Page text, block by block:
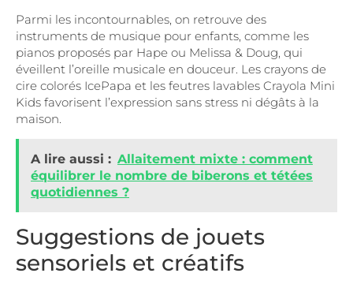
Parmi les incontournables, on retrouve des
instruments de musique pour enfants, comme les
pianos proposés par Hape ou Melissa & Doug, qui
éveillent l’oreille musicale en douceur. Les crayons de
cire colorés IcePapa et les feutres lavables Crayola Mini
Kids favorisent l’expression sans stress ni dégâts à la
maison.
A lire aussi : Allaitement mixte : comment
équilibrer le nombre de biberons et tétées
quotidiennes ?
Suggestions de jouets
sensoriels et créatifs